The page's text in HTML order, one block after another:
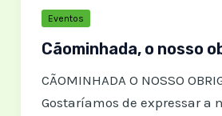
Eventos
Cãominhada, o nosso
CÃOMINHADA O NOSSO
Gostaríamos de expressar a